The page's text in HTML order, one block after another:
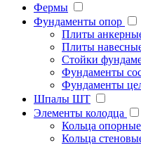
Фермы
Фундаменты опор
Плиты
Плиты
Стойки
Фундаменты
Фундаменты
Шпалы ШТ
Элементы колодца
Кольца
Кольца